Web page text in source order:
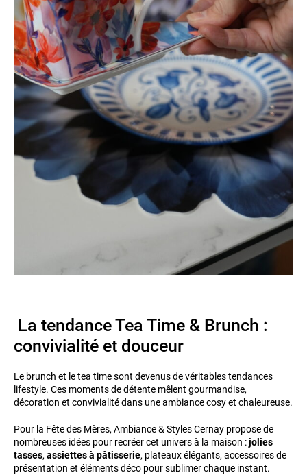
La tendance Tea Time & Brunch :
convivialité et douceur
Le brunch et le tea time sont devenus de véritables tendances
lifestyle. Ces moments de détente mêlent gourmandise,
décoration et convivialité dans une ambiance cosy et chaleureuse.
Pour la Fête des Mères, Ambiance & Styles Cernay propose de
nombreuses idées pour recréer cet univers à la maison :jolies
tasses,assiettes à pâtisserie, plateaux élégants, accessoires de
présentation et éléments déco pour sublimer chaque instant.